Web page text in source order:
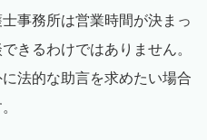
事務所は営業時間が決まっ
きるわけではありません。
法的な助言を求めたい場合